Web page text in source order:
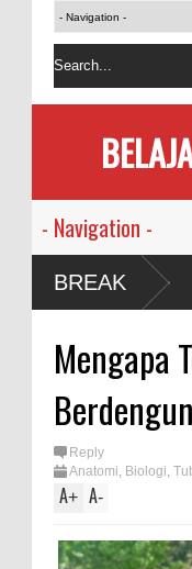
BREAK
Mengapa
Reply
Anatomi, Biologi,
A+ A-